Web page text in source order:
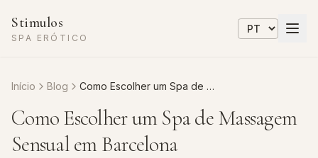
Stimulos
SPA ERÓTICO
Início Blog Como Escolher um Spa de Massagem Sensual em Barcelona
Como Escolher um Spa de Massagem
Sensual em Barcelona